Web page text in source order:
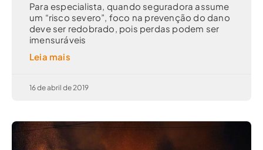
Para especialista, quando seguradora assume
um “risco severo”, foco na prevenção do dano
deve ser redobrado, pois perdas podem ser
imensuráveis
Leia mais
16 de abril de 2019